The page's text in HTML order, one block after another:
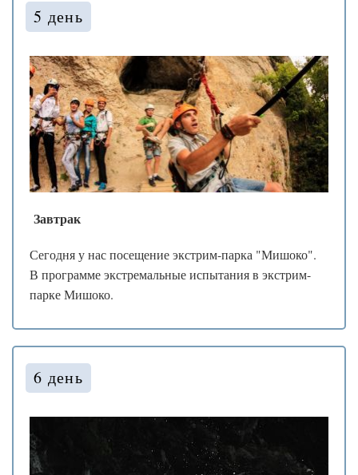
5 день
❅
* ❆
❆
❄
❆
❄❆ *
❆
❄
*
. .
❄
* ❆
.*
*
❄
Завтрак
Сегодня у нас посещение экстрим-парка "Мишоко".
В программе экстремальные испытания в экстрим-
парке Мишоко.
6 день
❅
❄